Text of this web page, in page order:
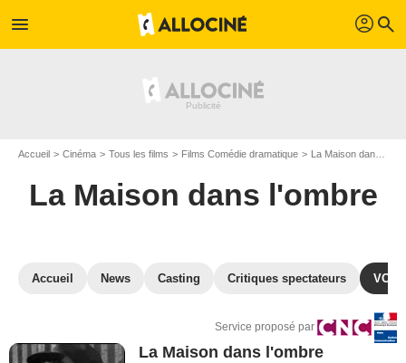
menu profil search
Accueil Cinéma Tous les films Films Comédie dramatique La Maison dans l'ombre
La Maison dans l'ombre
Accueil News Casting Critiques spectateurs VOD
Service proposé par
La Maison dans l'ombre